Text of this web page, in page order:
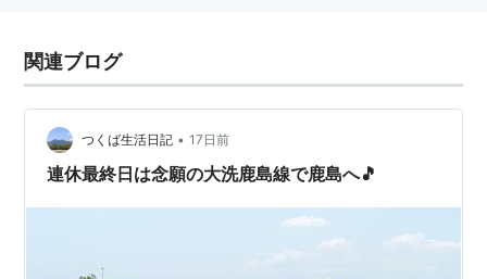
などへの経営移管が検討され、1985年に鹿島臨海鉄道
の運営する路線として開業した。
概要
起点の鹿島サッカースタジアム駅は、通常は貨物の受け
渡しのみ行う貨物駅。このため旅客列車は鹿島線の鹿島
まで乗り入れており、実質的な営業区間は鹿島神
間56.2kmとなっている。ただし、1994年3月
関連ブログ
つくば生活日記 • 17日前
連休最終日は念願の大洗鹿島線で鹿島へ🎵